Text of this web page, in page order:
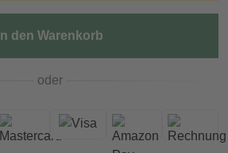
In den Warenkorb
oder